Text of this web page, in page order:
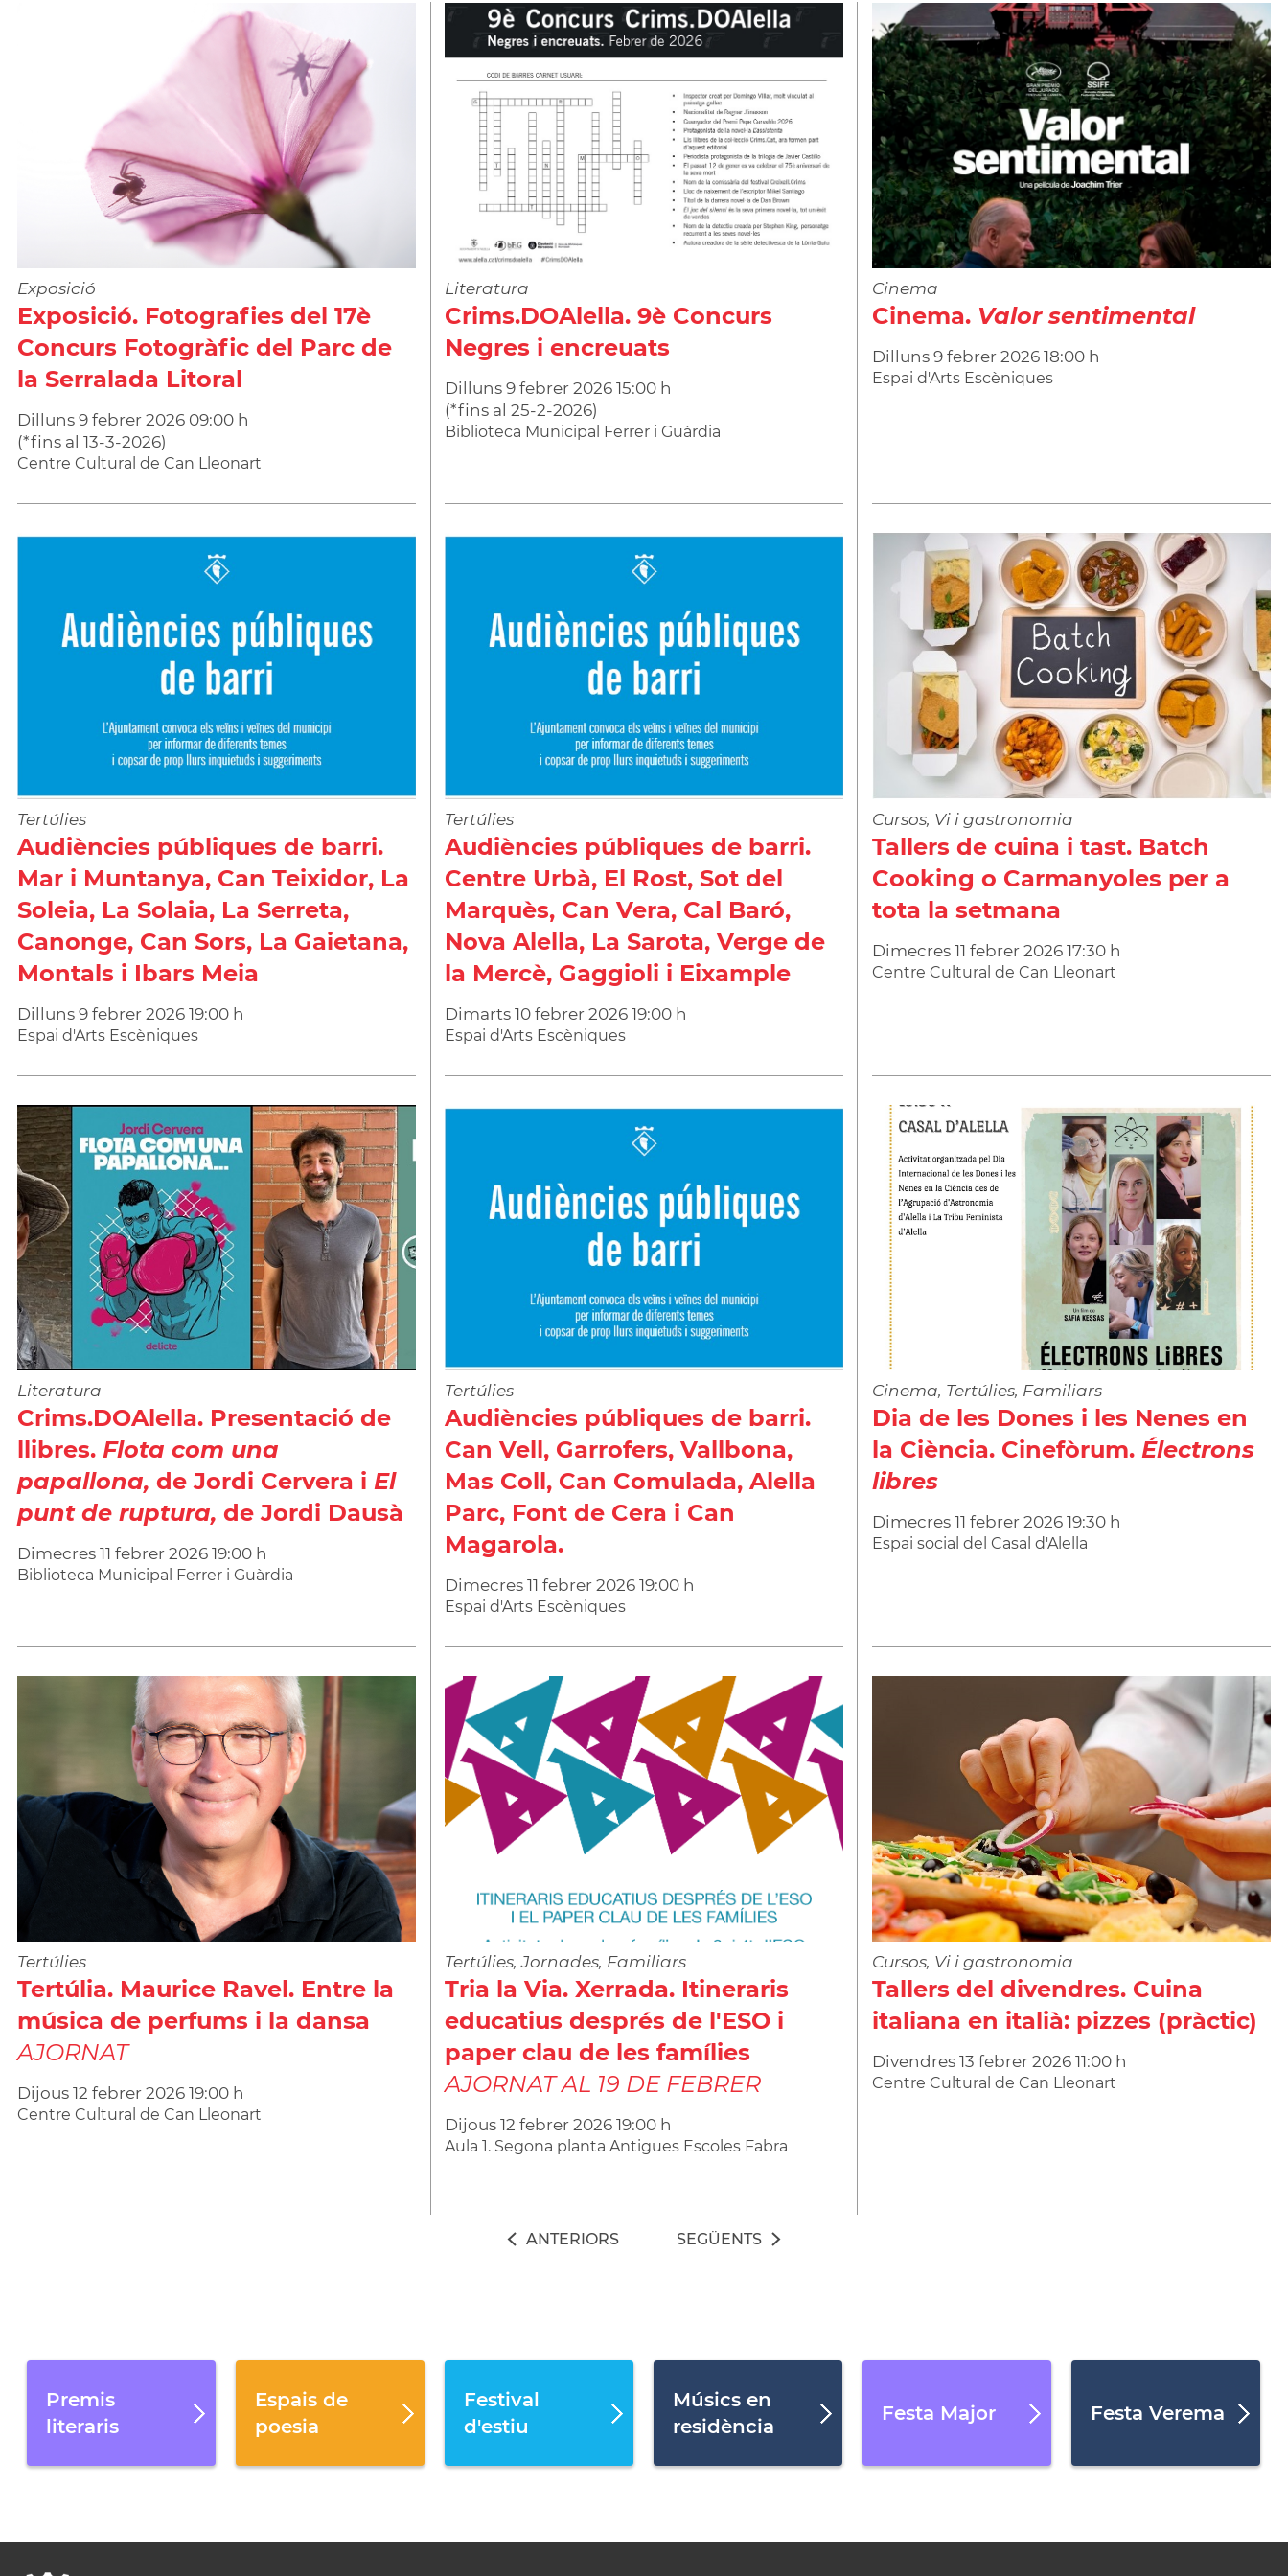
Exposició
Exposició. Fotografies del 17è
Concurs Fotogràfic del Parc de
la Serralada Litoral
Dilluns 9 febrer 2026 09:00 h
(*fins al 13-3-2026)
Centre Cultural de Can Lleonart
Literatura
Crims.DOAlella. 9è Concurs
Negres i encreuats
Dilluns 9 febrer 202615:00 h
(*fins al 25-2-2026)
Biblioteca Municipal Ferrer i Guàrdia
Cinema
Cinema. Valor sentimental
Dilluns 9 febrer 202618:00 h
Espai d'Arts Escèniques
Tertúlies
Audiències públiques de barri.
Mar i Muntanya, Can Teixidor, La
Soleia, La Solaia, La Serreta,
Canonge, Can Sors, La Gaietana,
Montals i Ibars Meia
Dilluns 9 febrer 2026 19:00 h
Espai d'Arts Escèniques
Tertúlies
Audiències públiques de barri.
Centre Urbà, El Rost, Sot del
Marquès, Can Vera, Cal Baró,
Nova Alella, La Sarota, Verge de
la Mercè, Gaggioli i Eixample
Dimarts 10 febrer 202619:00 h
Espai d'Arts Escèniques
Cursos, Vi i gastronomia
Tallers de cuina i tast. Batch
Cooking o Carmanyoles per a
tota la setmana
Dimecres 11 febrer 202617:30 h
Centre Cultural de Can Lleonart
Literatura
Crims.DOAlella. Presentació de
llibres. Flota com una
papallona, de Jordi Cervera i El
punt de ruptura, de Jordi Dausà
Dimecres 11 febrer 2026 19:00 h
Biblioteca Municipal Ferrer i Guàrdia
Tertúlies
Audiències públiques de barri.
Can Vell, Garrofers, Vallbona,
Mas Coll, Can Comulada, Alella
Parc, Font de Cera i Can
Magarola.
Dimecres 11 febrer 202619:00 h
Espai d'Arts Escèniques
Cinema, Tertúlies, Familiars
Dia de les Dones i les Nenes en
la Ciència. Cinefòrum. Électrons
libres
Dimecres 11 febrer 202619:30 h
Espai social del Casal d'Alella
Tertúlies
Tertúlia. Maurice Ravel. Entre la
música de perfums i la dansa
AJORNAT
Dijous 12 febrer 2026 19:00 h
Centre Cultural de Can Lleonart
Tertúlies, Jornades, Familiars
Tria la Via. Xerrada. Itineraris
educatius després de l'ESO i
paper clau de les famílies
AJORNAT AL 19 DE FEBRER
Dijous 12 febrer 202619:00 h
Aula 1. Segona planta Antigues Escoles Fabra
Cursos, Vi i gastronomia
Tallers del divendres. Cuina
italiana en italià: pizzes (pràctic)
Divendres 13 febrer 202611:00 h
Centre Cultural de Can Lleonart
ANTERIORS SEGÜENTS
Premis
literaris
Espais de
poesia
Festival
d'estiu
Músics en
residència
Festa Major Festa Verema